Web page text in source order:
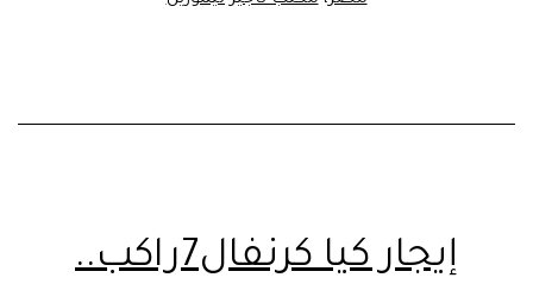
إيجار كيا كرنفال7راكب..